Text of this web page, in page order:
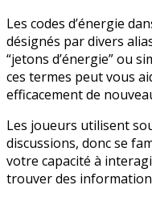
Les codes d’énergie
désignés par divers
“jetons d’énergie” ou
ces termes peut vous
efficacement de
Les joueurs utilisent
discussions, donc se
votre capacité à
trouver des